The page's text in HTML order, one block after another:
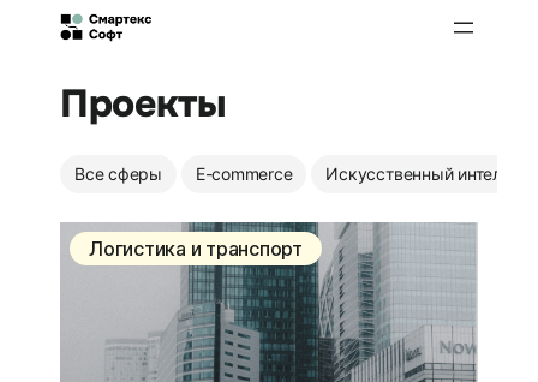
Перейти
содержимому
Проекты
Все сферы E-commerce Искусственный интеллект
Логистика и транспорт